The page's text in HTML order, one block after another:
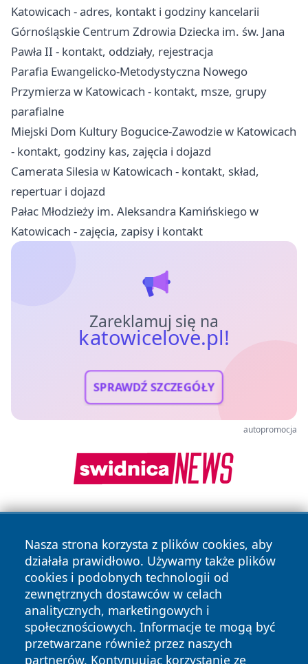
Katowicach - adres, kontakt i godziny kancelarii
Górnośląskie Centrum Zdrowia Dziecka im. św. Jana
Pawła II - kontakt, oddziały, rejestracja
Parafia Ewangelicko-Metodystyczna Nowego
Przymierza w Katowicach - kontakt, msze, grupy
parafialne
Miejski Dom Kultury Bogucice-Zawodzie w Katowicach
- kontakt, godziny kas, zajęcia i dojazd
Camerata Silesia w Katowicach - kontakt, skład,
repertuar i dojazd
Pałac Młodzieży im. Aleksandra Kamińskiego w
Katowicach - zajęcia, zapisy i kontakt
Zareklamuj się na
katowicelove.pl!
SPRAWDŹ SZCZEGÓŁY
autopromocja
Nasza strona korzysta z plików cookies, aby
działała prawidłowo. Używamy także plików
cookies i podobnych technologii od
zewnętrznych dostawców w celach
analitycznych, marketingowych i
społecznościowych. Informacje te mogą być
przetwarzane również przez naszych
partnerów. Kontynuując korzystanie ze
Copyright © 2026 katowicelove.pl Wszystkie prawa
zastrzeżone.
Polityka Polityka